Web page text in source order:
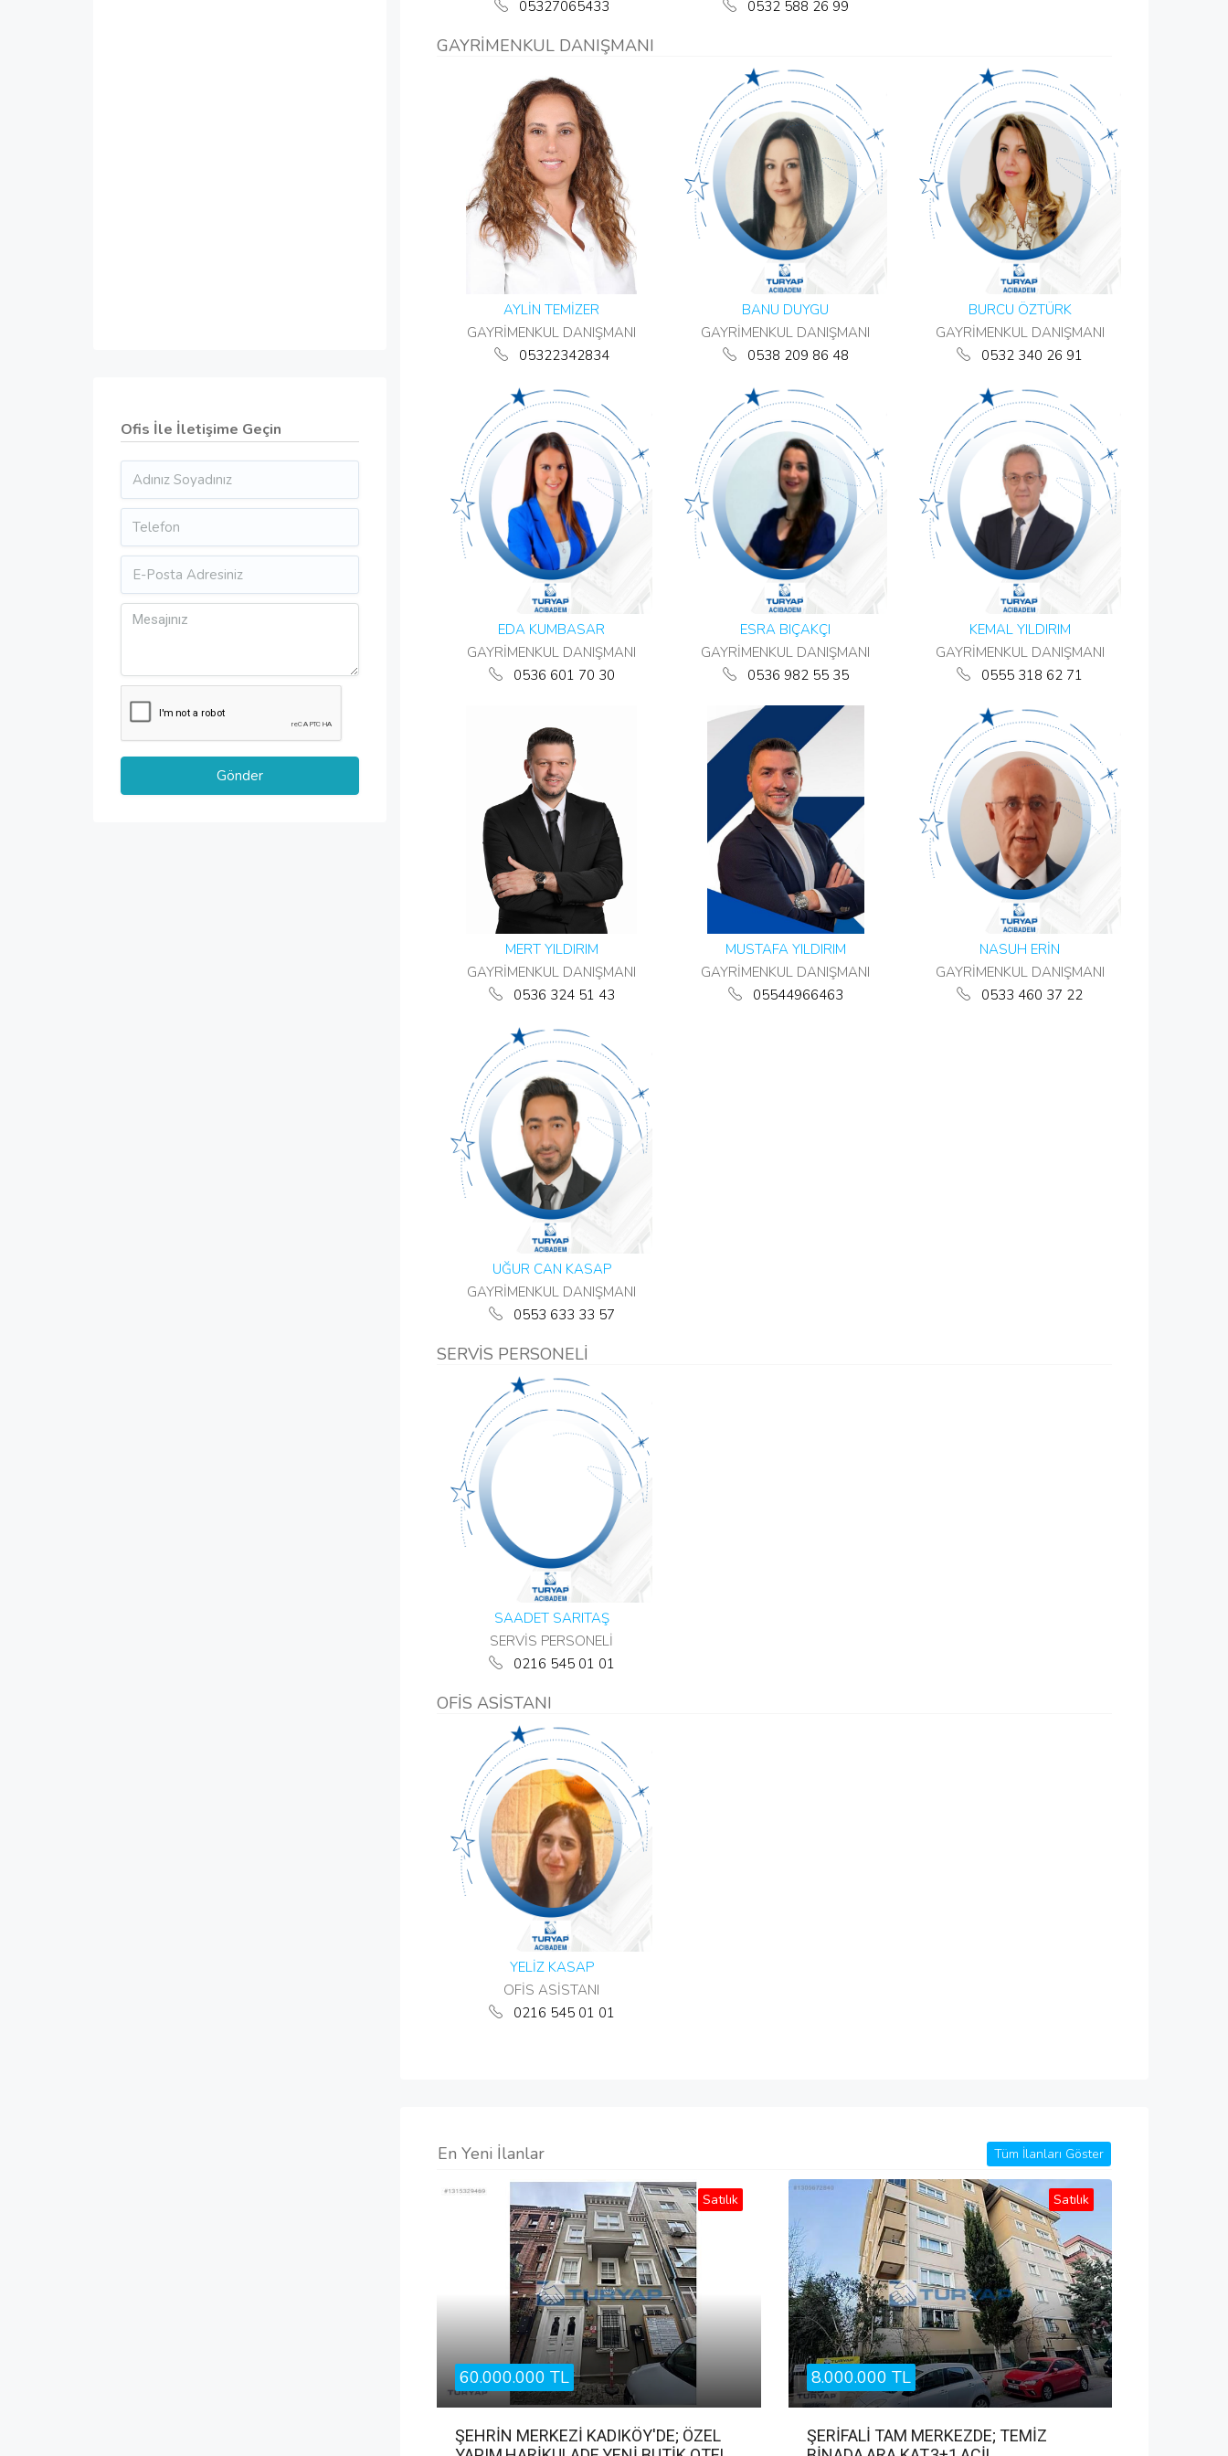
Ofis İle İletişime Geçin
05327065433 0532 588 26 99
GAYRİMENKUL DANIŞMANI
AYLİN TEMİZER
GAYRİMENKUL DANIŞMANI
05322342834
BANU DUYGU
GAYRİMENKUL DANIŞMANI
0538 209 86 48
BURCU ÖZTÜRK
GAYRİMENKUL DANIŞMANI
0532 340 26 91
EDA KUMBASAR
GAYRİMENKUL DANIŞMANI
0536 601 70 30
ESRA BIÇAKÇI
GAYRİMENKUL DANIŞMANI
0536 982 55 35
KEMAL YILDIRIM
GAYRİMENKUL DANIŞMANI
0555 318 62 71
MERT YILDIRIM
GAYRİMENKUL DANIŞMANI
0536 324 51 43
MUSTAFA YILDIRIM
GAYRİMENKUL DANIŞMANI
05544966463
NASUH ERİN
GAYRİMENKUL DANIŞMANI
0533 460 37 22
UĞUR CAN KASAP
GAYRİMENKUL DANIŞMANI
0553 633 33 57
SERVİS PERSONELİ
SAADET SARITAŞ
SERVİS PERSONELİ
0216 545 01 01
OFİS ASİSTANI
YELİZ KASAP
OFİS ASİSTANI
0216 545 01 01
En Yeni İlanlar Tüm İlanları Göster
Satılık
60.000.000 TL
ŞEHRİN MERKEZİ KADIKÖY'DE; ÖZEL
Satılık
8.000.000 TL
ŞERİFALİ TAM MERKEZDE; TEMİZ